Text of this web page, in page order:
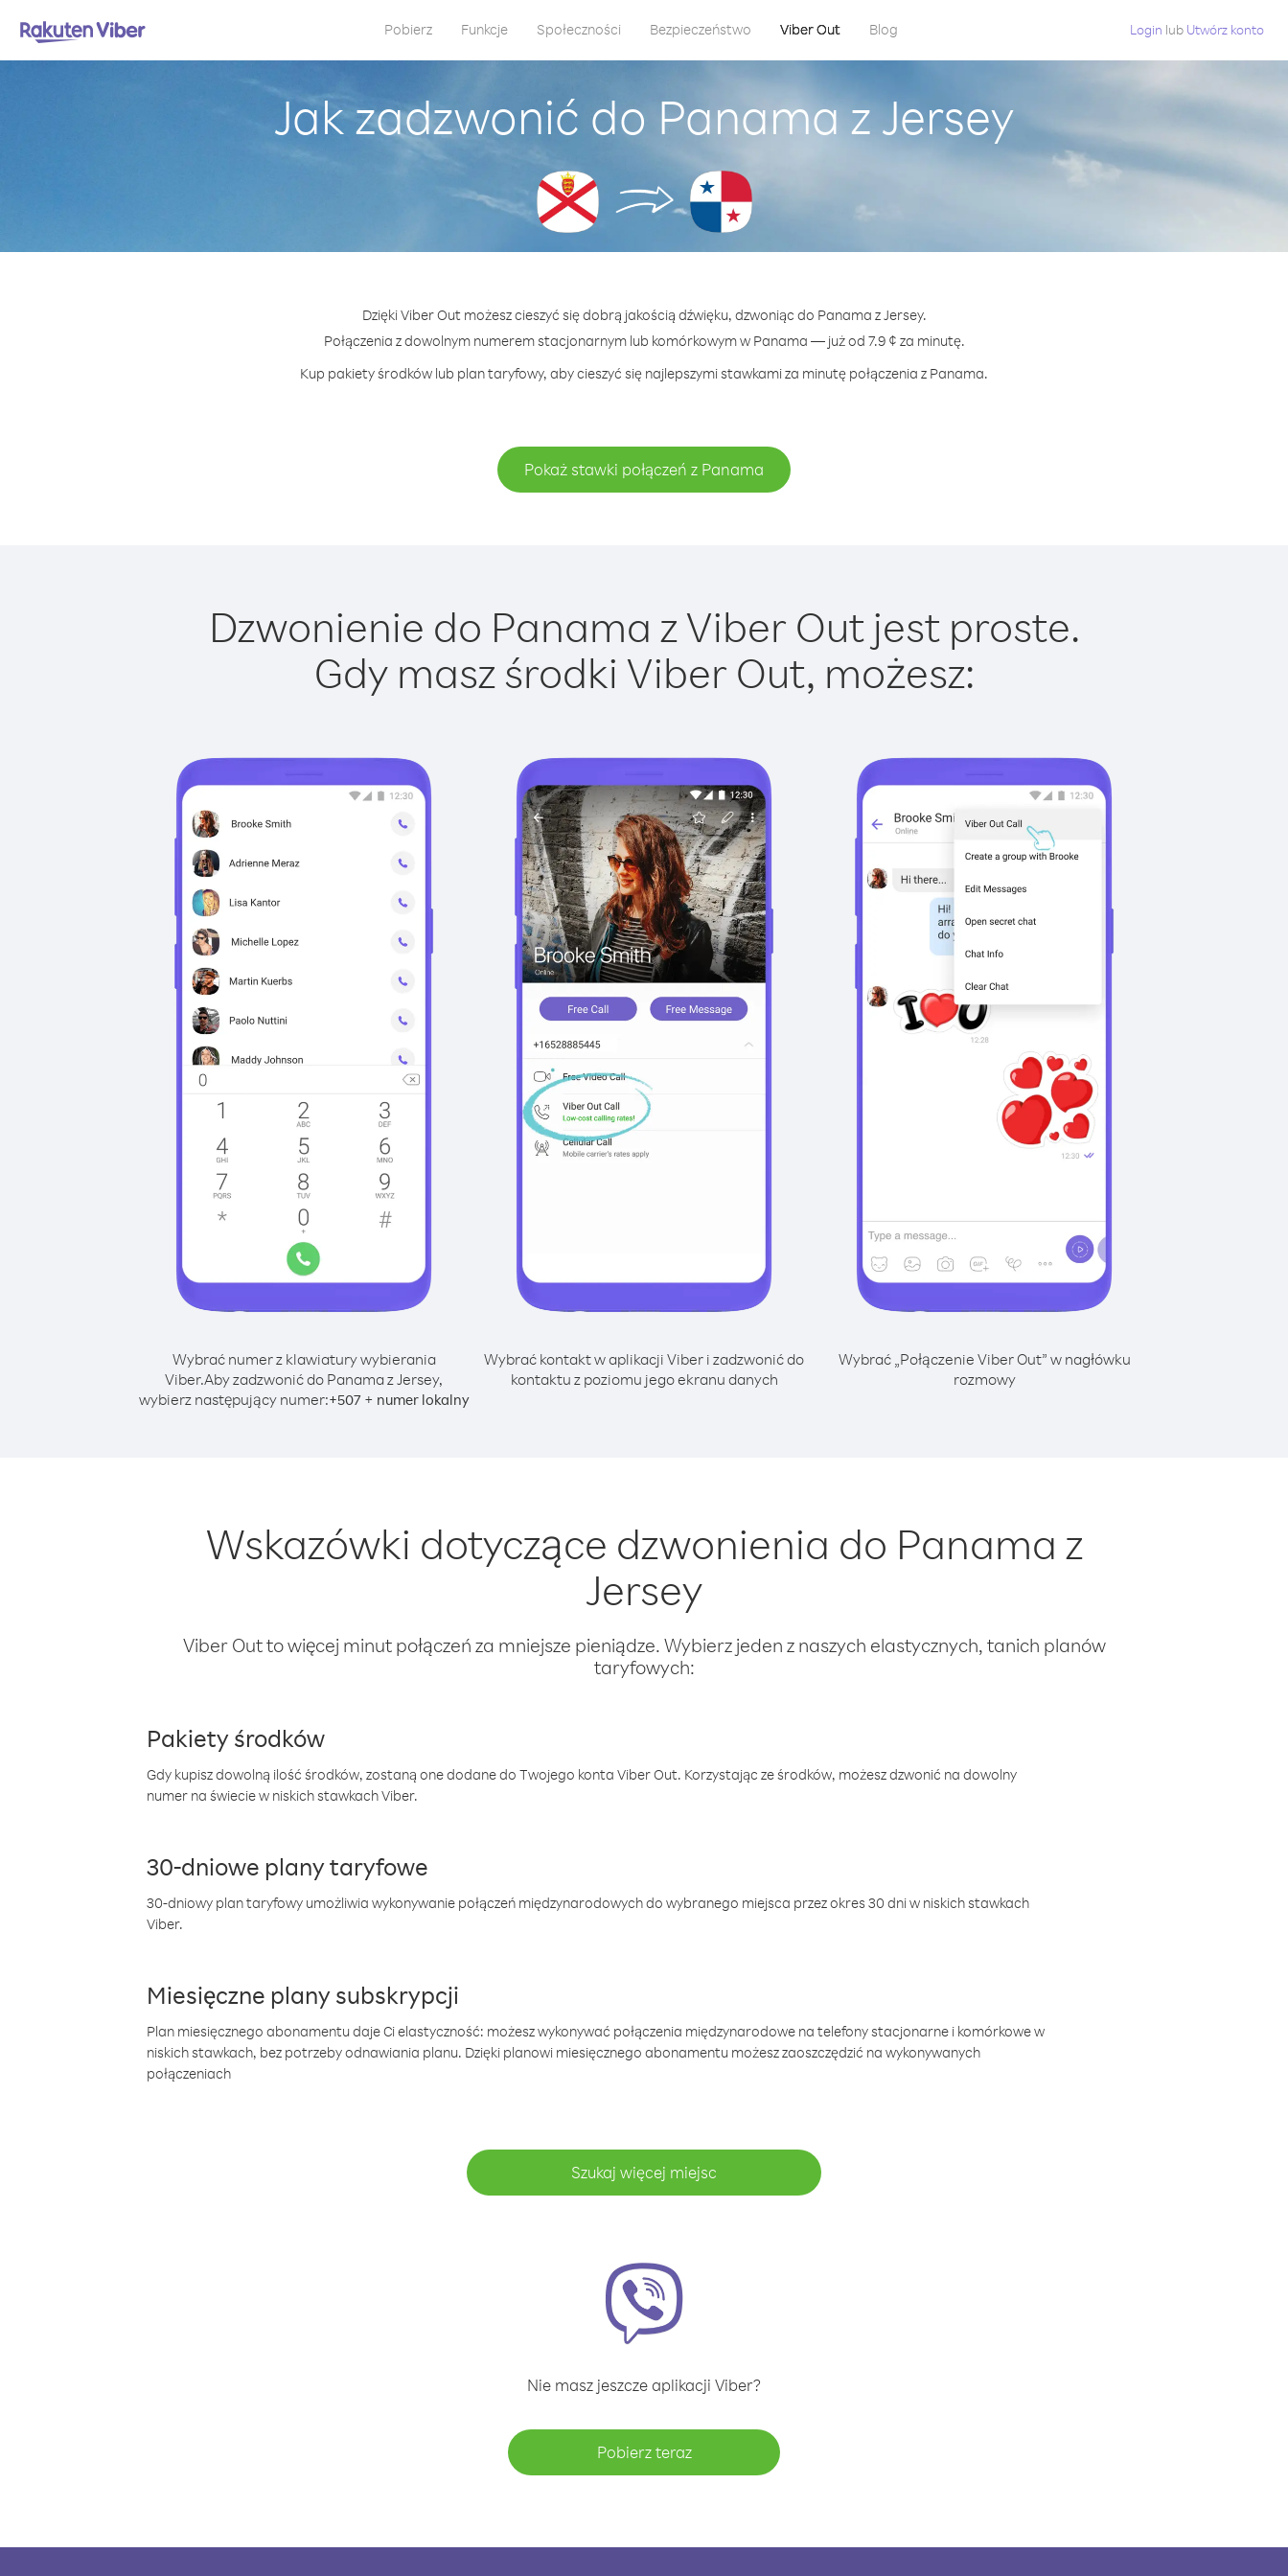
Pobierz Funkcje Społeczności Bezpieczeństwo Viber Out Blog Login lub Utwórz konto
Jak zadzwonić do Panama z Jersey
Dzięki Viber Out możesz cieszyć się dobrą jakością dźwięku, dzwoniąc do Panama z Jersey.
Połączenia z dowolnym numerem stacjonarnym lub komórkowym w Panama — już od 7.9 ¢ za minutę.
Kup pakiety środków lub plan taryfowy, aby cieszyć się najlepszymi stawkami za minutę połączenia z Panama.
Pokaż stawki połączeń z Panama
Dzwonienie do Panama z Viber Out jest proste.
Gdy masz środki Viber Out, możesz:
Wybrać numer z klawiatury wybierania
Viber.Aby zadzwonić do Panama z Jersey,
wybierz następujący numer:+507+ numer lokalny
Wybrać kontakt w aplikacji Viber i zadzwonić do
kontaktu z poziomu jego ekranu danych
Wybrać „Połączenie Viber Out” w nagłówku
rozmowy
Wskazówki dotyczące dzwonienia do Panama z
Jersey
Viber Out to więcej minut połączeń za mniejsze pieniądze. Wybierz jeden z naszych elastycznych, tanich planów
taryfowych:
Pakiety środków
Gdy kupisz dowolną ilość środków, zostaną one dodane do Twojego konta Viber Out. Korzystając ze środków, możesz dzwonić na dowolny
numer na świecie w niskich stawkach Viber.
30-dniowe plany taryfowe
30-dniowy plan taryfowy umożliwia wykonywanie połączeń międzynarodowych do wybranego miejsca przez okres 30 dni w niskich stawkach
Viber.
Miesięczne plany subskrypcji
Plan miesięcznego abonamentu daje Ci elastyczność: możesz wykonywać połączenia międzynarodowe na telefony stacjonarne i komórkowe w
niskich stawkach, bez potrzeby odnawiania planu. Dzięki planowi miesięcznego abonamentu możesz zaoszczędzić na wykonywanych
połączeniach
Szukaj więcej miejsc
Nie masz jeszcze aplikacji Viber?
Pobierz teraz